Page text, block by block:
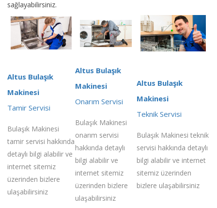
sağlayabilirsiniz.
Altus Bulaşık
Makinesi
Tamir Servisi
Bulaşık Makinesi
tamir servisi hakkında
detaylı bilgi alabilir ve
internet sitemiz
üzerinden bizlere
ulaşabilirsiniz
Altus Bulaşık
Makinesi
Onarım Servisi
Bulaşık Makinesi
onarım servisi
hakkında detaylı
bilgi alabilir ve
internet sitemiz
üzerinden bizlere
ulaşabilirsiniz
Altus Bulaşık
Makinesi
Teknik Servisi
Bulaşık Makinesi teknik
servisi hakkında detaylı
bilgi alabilir ve internet
sitemiz üzerinden
bizlere ulaşabilirsiniz